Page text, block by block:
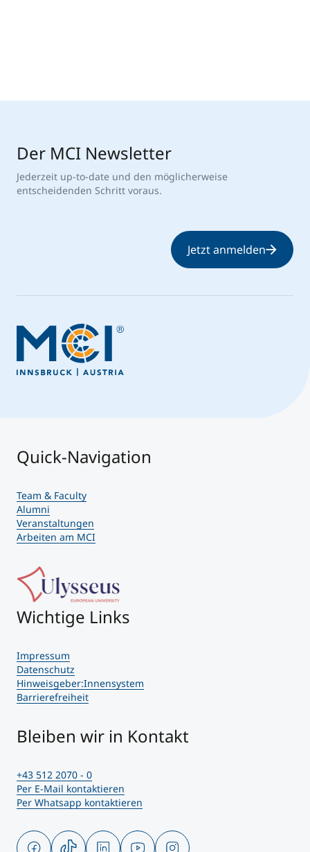
Der MCI Newsletter
Jederzeit up-to-date und den möglicherweise
entscheidenden Schritt voraus.
Jetzt anmelden
Quick-Navigation
Team & Faculty
Alumni
Veranstaltungen
Arbeiten am MCI
Wichtige Links
Impressum
Datenschutz
Hinweisgeber:Innensystem
Barrierefreiheit
Bleiben wir in Kontakt
+43 512 2070 - 0
Per E-Mail kontaktieren
Per Whatsapp kontaktieren